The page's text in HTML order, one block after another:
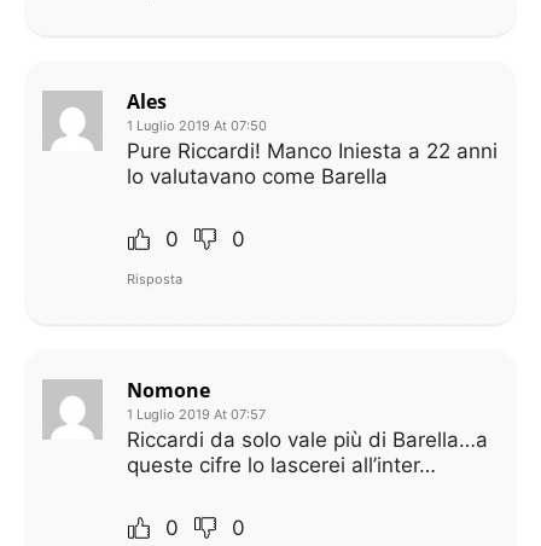
Ales
1 Luglio 2019 At 07:50
Pure Riccardi! Manco Iniesta a 22 anni
lo valutavano come Barella
0 0
Risposta
Nomone
1 Luglio 2019 At 07:57
Riccardi da solo vale più di Barella…a
queste cifre lo lascerei all’inter…
0 0